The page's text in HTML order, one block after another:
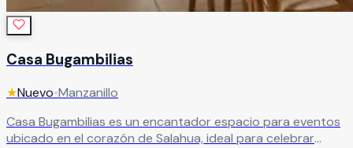
Casa Bugambilias
★Nuevo•Manzanillo
Casa Bugambilias es un encantador espacio para eventos
ubicado en el corazón de Salahua, ideal para celebrar